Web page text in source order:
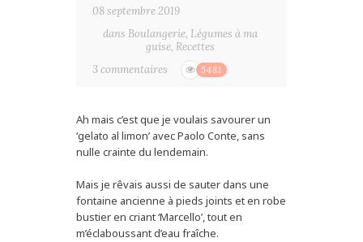
08 septembre 2019
dans Boulangerie, Légumes à ma
guise, Recettes
3 commentaires
5481
Ah mais c’est que je voulais savourer un
‘gelato al limon’ avec Paolo Conte, sans
nulle crainte du lendemain.
Mais je rêvais aussi de sauter dans une
fontaine ancienne à pieds joints et en robe
bustier en criant ‘Marcello’, tout en
m’éclaboussant d’eau fraîche.